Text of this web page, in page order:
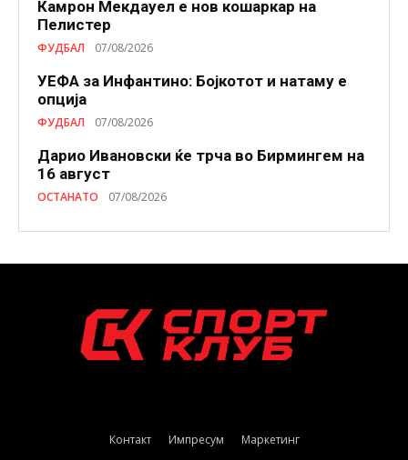
Камрон Мекдауел е нов кошаркар на
Пелистер
ФУДБАЛ 07/08/2026
УЕФА за Инфантино: Бојкотот и натаму е
опција
ФУДБАЛ 07/08/2026
Дарио Ивановски ќе трча во Бирмингем на
16 август
ОСТАНАТО 07/08/2026
Контакт Импресум Маркетинг